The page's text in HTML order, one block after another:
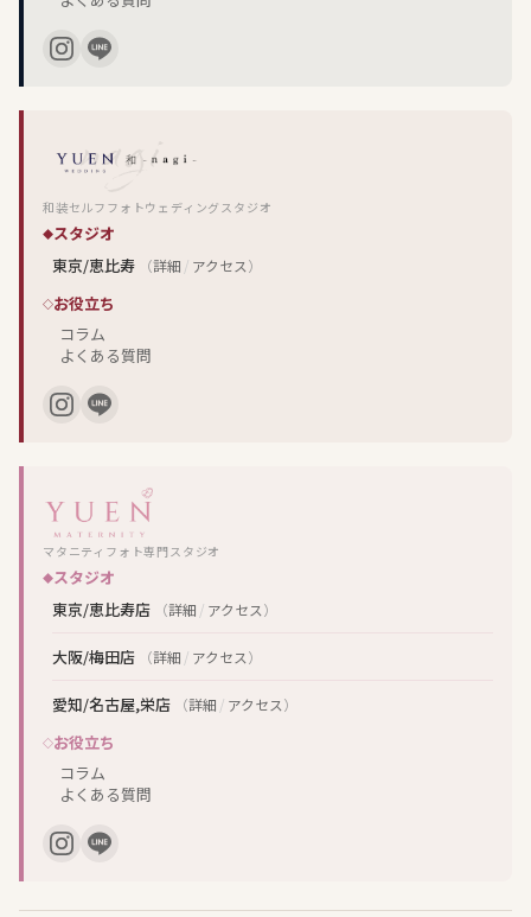
和装セルフフォトウェディングスタジオ
スタジオ
東京/恵比寿
（詳細 / アクセス）
お役立ち
コラム
よくある質問
マタニティフォト専門スタジオ
スタジオ
東京/恵比寿店
（詳細 / アクセス）
大阪/梅田店 （詳細 / アクセス）
愛知/名古屋,栄店 （詳細 / アクセス）
お役立ち
コラム
よくある質問